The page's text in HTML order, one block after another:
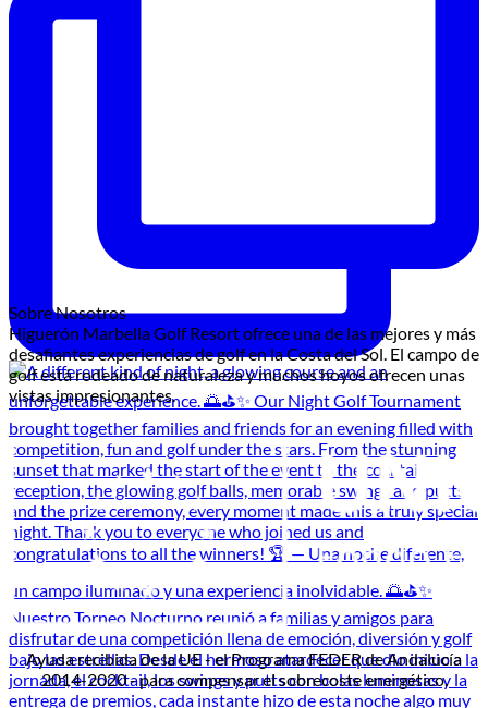
Sobre Nosotros
Higuerón Marbella Golf Resort ofrece una de las mejores y más
desafiantes experiencias de golf en la Costa del Sol. El campo de
golf está rodeado de naturaleza y muchos hoyos ofrecen unas
vistas impresionantes.
Ayuda recibida de la UE - el Programa FEDER de Andalucía
2014-2020 - para compensar el sobrecoste energético.